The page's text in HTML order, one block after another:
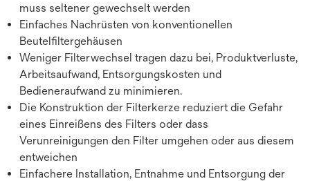
muss seltener gewechselt werden
Einfaches Nachrüsten von konventionellen
Beutelfiltergehäusen
Weniger Filterwechsel tragen dazu bei, Produktverluste,
Arbeitsaufwand, Entsorgungskosten und
Bedieneraufwand zu minimieren.
Die Konstruktion der Filterkerze reduziert die Gefahr
eines Einreißens des Filters oder dass
Verunreinigungen den Filter umgehen oder aus diesem
entweichen
Einfachere Installation, Entnahme und Entsorgung der